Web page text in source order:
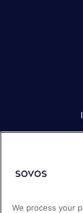
We process your